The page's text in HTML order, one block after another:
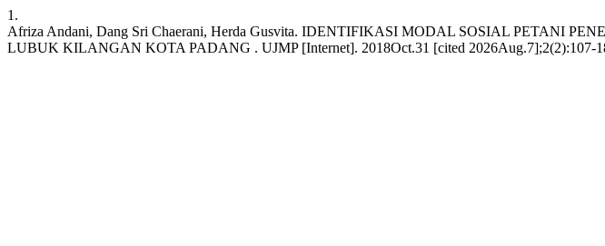
1.
Afriza Andani, Dang Sri Chaerani, Herda Gusvita. IDENTIFIKASI MODAL SOSIAL PETANI
LUBUK KILANGAN KOTA PADANG . UJMP [Internet]. 2018Oct.31 [cited 2026Aug.7];2(2):107-